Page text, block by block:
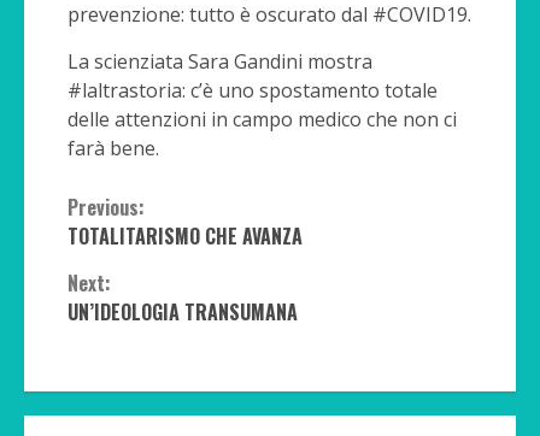
prevenzione: tutto è oscurato dal #COVID19.
La scienziata Sara Gandini mostra
#laltrastoria: c’è uno spostamento totale
delle attenzioni in campo medico che non ci
farà bene.
Continue
Reading
Previous:
TOTALITARISMO CHE AVANZA
Next:
UN’IDEOLOGIA TRANSUMANA